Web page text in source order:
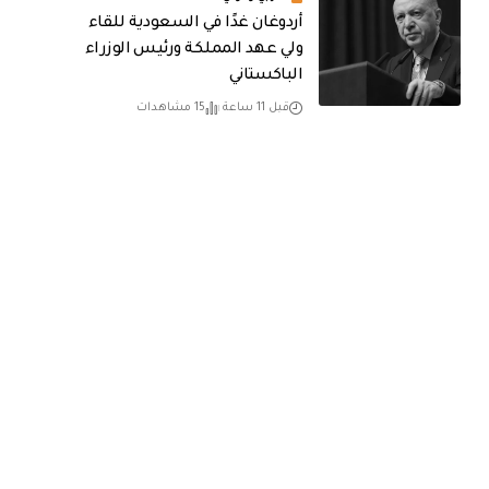
أردوغان غدًا في السعودية للقاء
ولي عهد المملكة ورئيس الوزراء
الباكستاني
قبل 11 ساعة 15 مشاهدات